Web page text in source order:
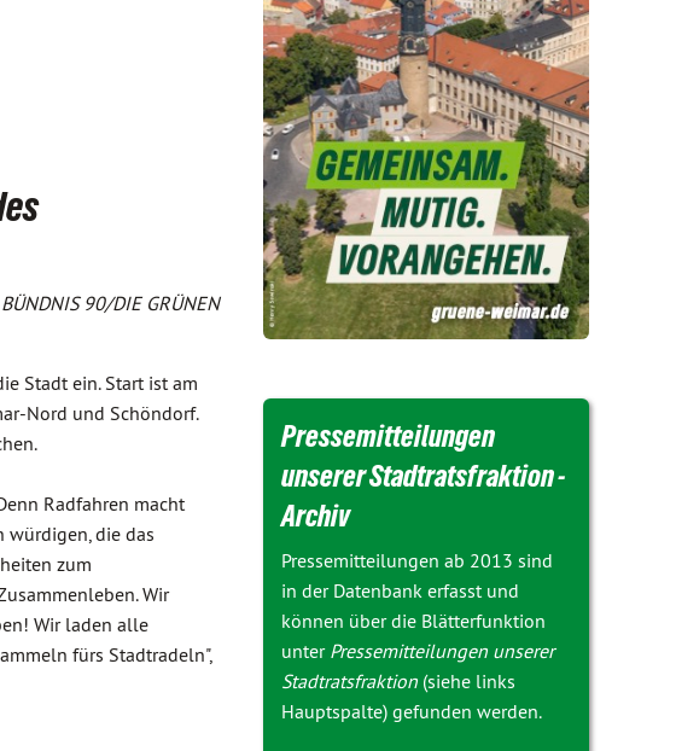
90/DIE GRÜNEN
Stadt ein. Start ist am
Nord und Schöndorf.
Radfahren macht
die das
zum
Wir
Wir laden alle
fürs Stadtradeln",
Pressemitteilungen
unserer Stadtratsfraktion -
Archiv
Pressemitteilungen ab 2013 sind
in der Datenbank erfasst und
können über die Blätterfunktion
unter Pressemitteilungen unserer
Stadtratsfraktion (siehe links
Hauptspalte) gefunden werden.